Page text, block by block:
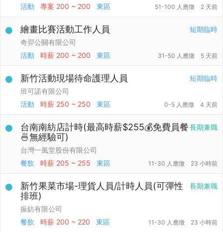
活動
專案 200 ~ 200 東區 51-100 人應徵 2 天前
短期臨時
繪畫比賽活動工作人員
奇羿公關有限公司
活動
時薪 200 ~ 200 東區 31-50 人應徵 5 天前
短期臨時
新竹活動現場待命護理人員
班可諾有限公司
活動
時薪 250 ~ 250 東區 0-5 人應徵 4 天前
長期兼職
台南南紡店計時(最高時薪$255💰免費員餐
🍜無經驗可)
台灣一風堂股份有限公司
餐飲
時薪 205 ~ 255 東區 11-30 人應徵 23 小時前
長期兼職
新竹果菜市場-理貨人員/計時人員(可彈性
排班)
振鈁有限公司
餐飲
時薪 200 ~ 220 東區 11-30 人應徵 23 小時前